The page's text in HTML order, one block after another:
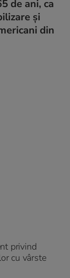
de ani, ca
şi
din
privind
cu vârste